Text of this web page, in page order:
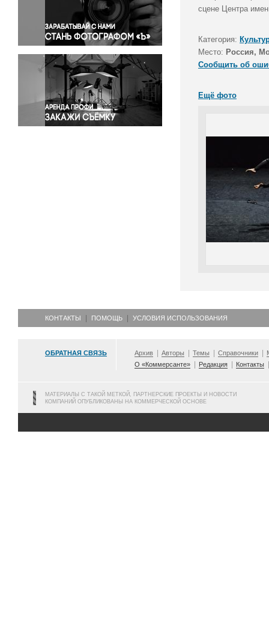
Правосудие
Происшествия и конфликты
Религия
Светская жизнь
Спорт
Экология
Экономика и бизнес
сцене Центра
Категория:
Место: Россия,
Сообщить об
Ещё фото
КОНТАКТЫ ПОМОЩЬ УСЛОВИЯ ИСПОЛЬЗОВАНИЯ
ОБРАТНАЯ СВЯЗЬ Архив Авторы Темы Справочники
О «Коммерсанте»
Редакция Контакты
МАТЕРИАЛЫ С ТАКОЙ МЕТКОЙ, ПАРТНЕРСКИЕ ПРОЕКТЫ И НОВОСТИ
КОМПАНИЙ ОПУБЛИКОВАНЫ НА КОММЕРЧЕСКОЙ ОСНОВЕ